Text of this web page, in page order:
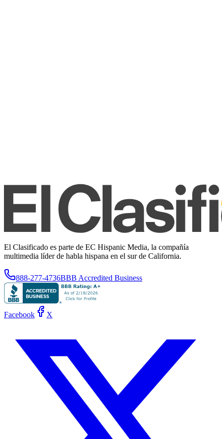
El Clasificado es parte de EC Hispanic Media, la compañía
multimedia líder de habla hispana en el sur de California.
888-277-4736BBB Accredited Business
Facebook X